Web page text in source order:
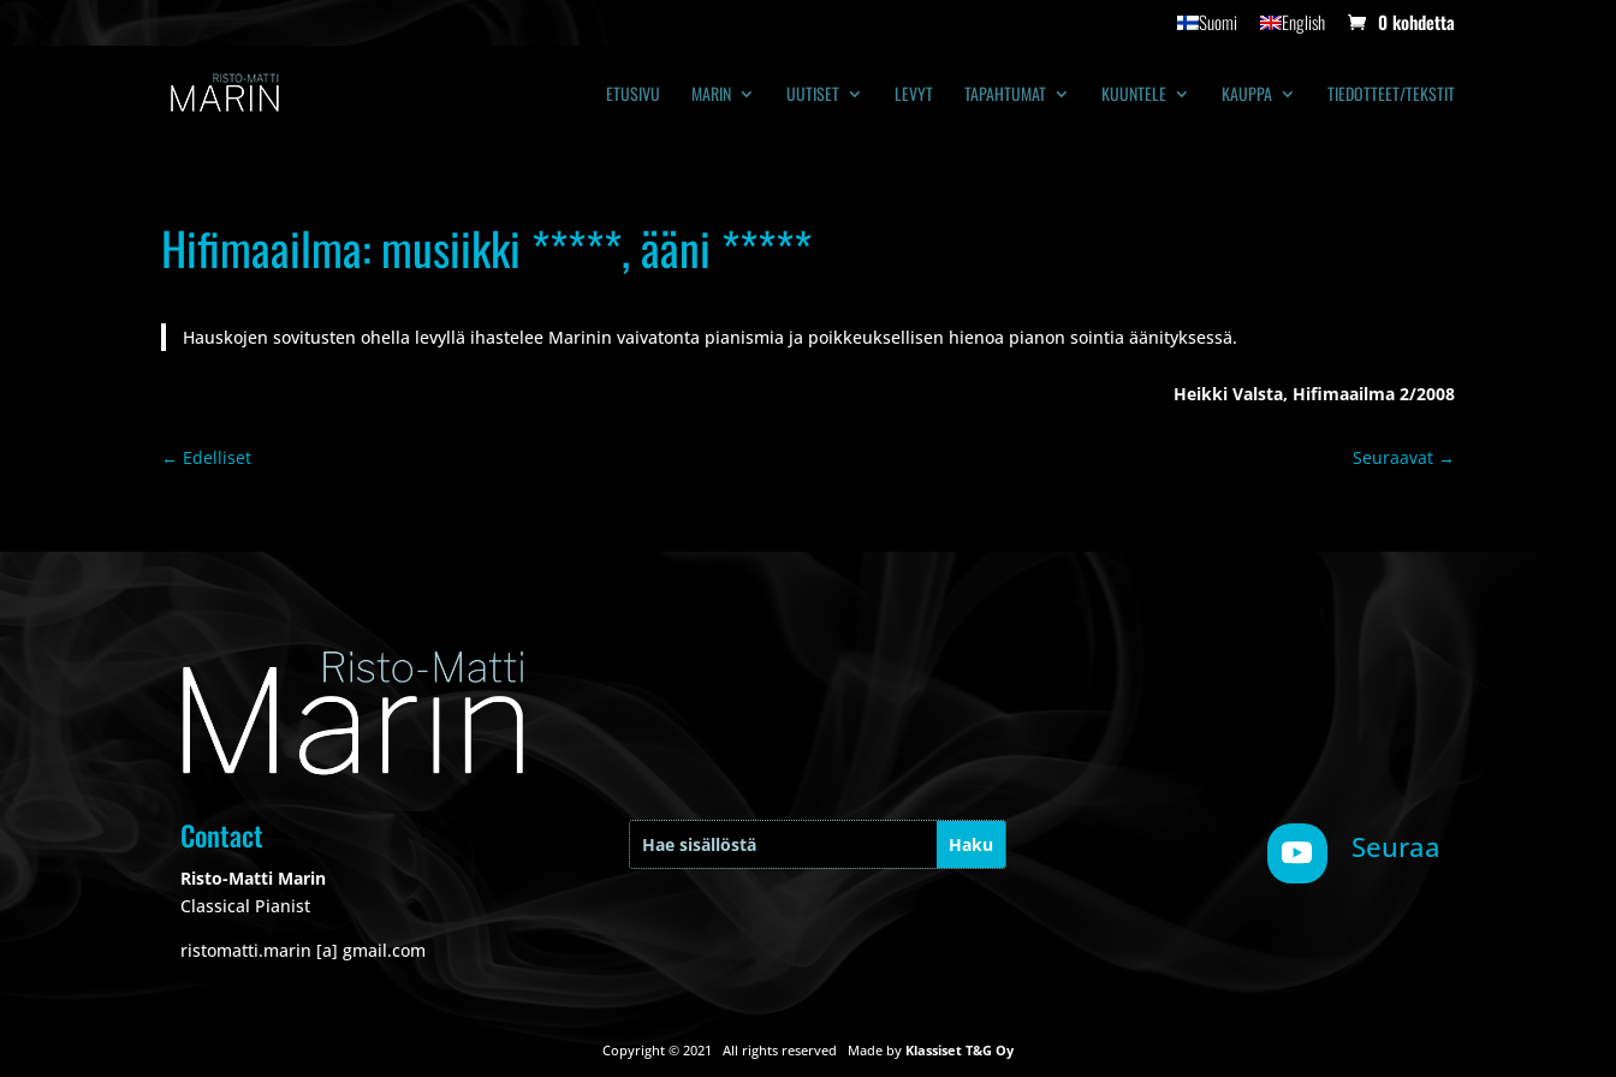
Suomi English 0 kohdetta
ETUSIVU MARIN UUTISET LEVYT TAPAHTUMAT KUUNTELE KAUPPA TIEDOTTEET/TEKSTIT
Hifimaailma: musiikki *****, ääni *****
Hauskojen sovitusten ohella levyllä ihastelee Marinin vaivatonta pianismia ja poikkeuksellisen hienoa pianon sointia äänityksessä.
Heikki Valsta, Hifimaailma 2/2008
← Edelliset Seuraavat→
Contact
Risto-Matti Marin
Classical Pianist
ristomatti.marin [a] gmail.com
Seuraa
Copyright © 2021 All rights reserved Made by Klassiset T&G Oy